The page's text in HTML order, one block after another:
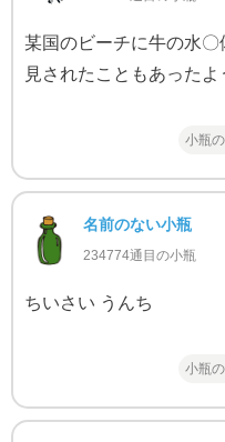
某国のビーチに牛の水
見されたこともあったよ
小瓶
名前のない小瓶
234774通目の小瓶
ちいさい うんち
小瓶